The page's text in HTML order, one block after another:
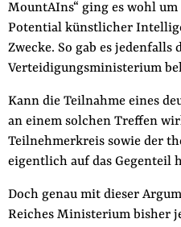
MountAIns“ ging es wohl
Potential künstlicher
Zwecke. So gab es jedenfalls
Verteidigungsministerium
Kann die Teilnahme eines
an einem solchen Treffen
Teilnehmerkreis sowie der
eigentlich auf das Gegenteil
Doch genau mit dieser
Reiches Ministerium bisher